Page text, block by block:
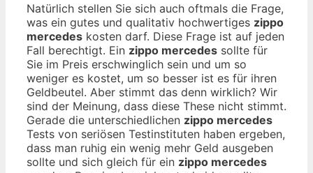
Natürlich stellen Sie sich auch oftmals die Frage,
was ein gutes und qualitativ hochwertiges zippo
mercedes kosten darf. Diese Frage ist auf jeden
Fall berechtigt. Ein zippo mercedes sollte für
Sie im Preis erschwinglich sein und um so
weniger es kostet, um so besser ist es für ihren
Geldbeutel. Aber stimmt das denn wirklich? Wir
sind der Meinung, dass diese These nicht stimmt.
Gerade die unterschiedlichen zippo mercedes
Tests von seriösen Testinstituten haben ergeben,
dass man ruhig ein wenig mehr Geld ausgeben
sollte und sich gleich für ein zippo mercedes